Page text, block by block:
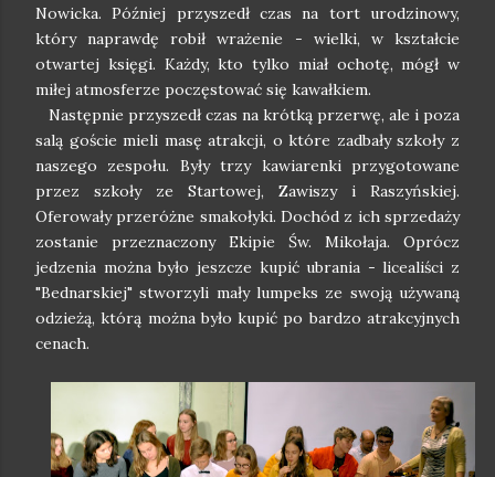
Nowicka. Później przyszedł czas na tort urodzinowy,
który naprawdę robił wrażenie - wielki, w kształcie
otwartej księgi. Każdy, kto tylko miał ochotę, mógł w
miłej atmosferze poczęstować się kawałkiem.
Następnie przyszedł czas na krótką przerwę, ale i poza
salą goście mieli masę atrakcji, o które zadbały szkoły z
naszego zespołu. Były trzy kawiarenki przygotowane
przez szkoły ze Startowej, Zawiszy i Raszyńskiej.
Oferowały przeróżne smakołyki. Dochód z ich sprzedaży
zostanie przeznaczony Ekipie Św. Mikołaja. Oprócz
jedzenia można było jeszcze kupić ubrania - licealiści z
"Bednarskiej" stworzyli mały lumpeks ze swoją używaną
odzieżą, którą można było kupić po bardzo atrakcyjnych
cenach.